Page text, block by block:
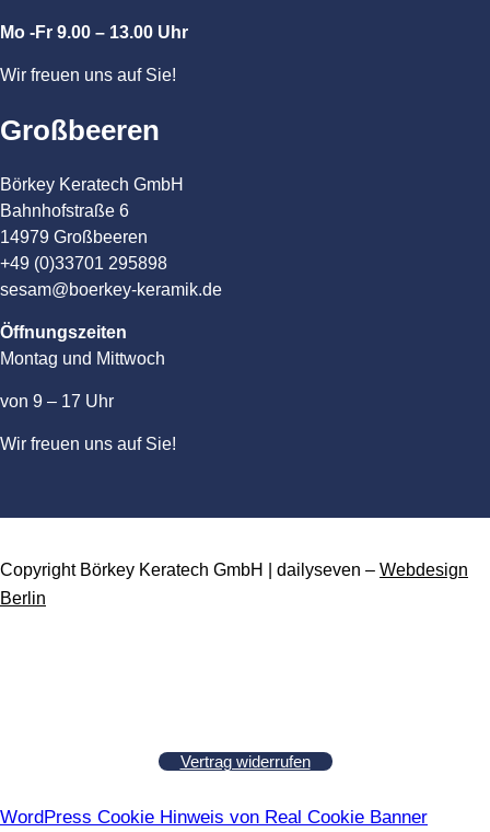
Mo -Fr 9.00 – 13.00 Uhr
Wir freuen uns auf Sie!
Großbeeren
Börkey Keratech GmbH
Bahnhofstraße 6
14979 Großbeeren
+49 (0)33701 295898
sesam@boerkey-keramik.de
Öffnungszeiten
Montag und Mittwoch
von 9 – 17 Uhr
Wir freuen uns auf Sie!
Copyright Börkey Keratech GmbH | dailyseven – Webdesign
Berlin
Vertrag widerrufen
WordPress Cookie Hinweis von Real Cookie Banner